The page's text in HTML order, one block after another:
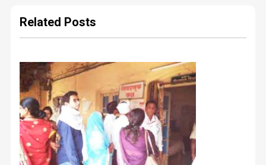
Related Posts